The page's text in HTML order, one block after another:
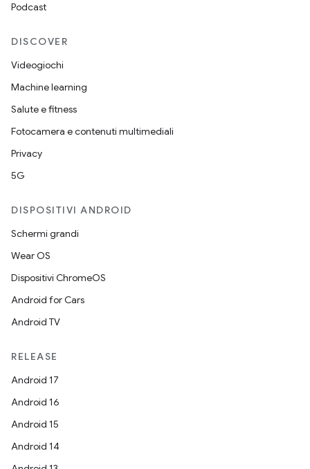
Podcast
DISCOVER
Videogiochi
Machine learning
Salute e fitness
Fotocamera e contenuti multimediali
Privacy
5G
DISPOSITIVI ANDROID
Schermi grandi
Wear OS
Dispositivi ChromeOS
Android for Cars
Android TV
RELEASE
Android 17
Android 16
Android 15
Android 14